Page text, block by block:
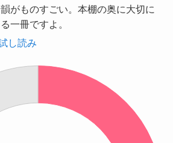
がものすごい。本棚の奥に大切に
一冊ですよ。
し読み